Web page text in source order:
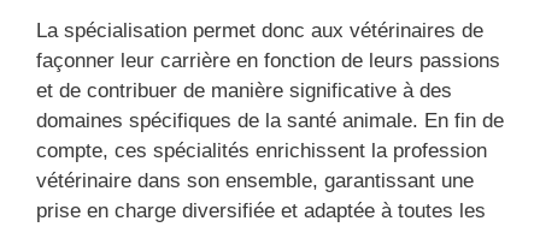
La spécialisation permet donc aux vétérinaires de
façonner leur carrière en fonction de leurs passions
et de contribuer de manière significative à des
domaines spécifiques de la santé animale. En fin de
compte, ces spécialités enrichissent la profession
vétérinaire dans son ensemble, garantissant une
prise en charge diversifiée et adaptée à toutes les